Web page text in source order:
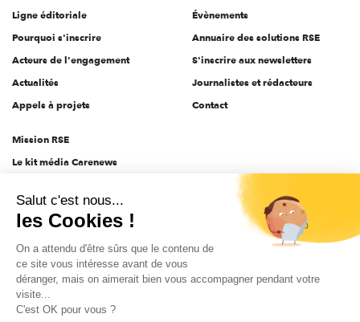
Ligne éditoriale
Pourquoi s'inscrire
Acteurs de l'engagement
Actualités
Appels à projets
Évènements
Annuaire des solutions RSE
S'inscrire aux newsletters
Journalistes et rédacteurs
Contact
Mission RSE
Le kit média Carenews
AEF info
Novethic
PRODURABLE
Inclusiv Day
Salut c'est nous...
les Cookies !
On a attendu d'être sûrs que le contenu de
ce site vous intéresse avant de vous
déranger, mais on aimerait bien vous accompagner pendant votre
visite...
C'est OK pour vous ?